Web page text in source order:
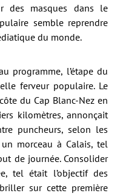
des masques dans le
semble reprendre
du monde.
programme, l’étape du
ferveur populaire. Le
du Cap Blanc-Nez en
kilomètres, annonçait
puncheurs, selon les
morceau à Calais, tel
de journée. Consolider
tel était l’objectif des
sur cette première